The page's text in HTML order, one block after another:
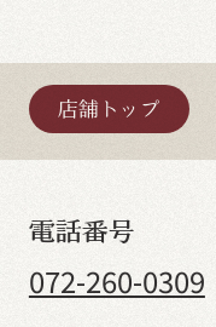
店舗トップ
電話番号
072-260-0309